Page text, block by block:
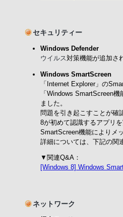
セキュリティー
Windows Defender
ウイルス対策機能が追加さ
Windows SmartScreen
「Internet Explorer」の
「Windows SmartScreen
ました。
問題を引き起こすことが確
8が初めて認識するアプリ
SmartScreen機能によりメ
詳細については、下記の関
▼関連Q&A：
[Windows 8] Windows
ネットワーク